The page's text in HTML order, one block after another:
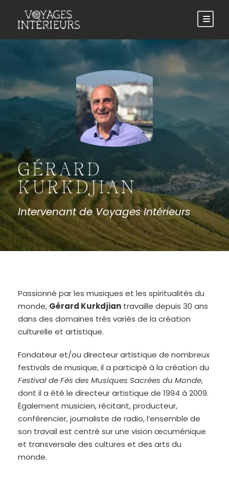
GÉRARD
KURKDJIAN
Intervenant de Voyages Intérieurs
Passionné par les musiques et les spiritualités du
monde, Gérard Kurkdjian travaille depuis 30 ans
dans des domaines très variés de la création
culturelle et artistique.
Fondateur et/ou directeur artistique de nombreux
festivals de musique, il a participé à la création du
Festival de Fès des Musiques Sacrées du Monde,
dont il a été le directeur artistique de 1994 à 2009.
Également musicien, récitant, producteur,
conférencier, journaliste de radio, l’ensemble de
son travail est centré sur une vision œcuménique
et transversale des cultures et des arts du
monde.